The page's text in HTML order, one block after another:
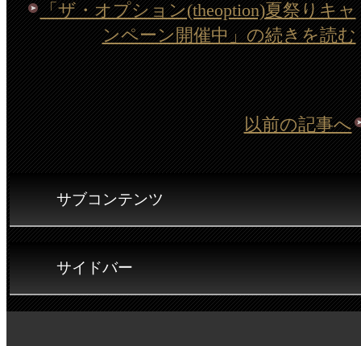
「ザ・オプション(theoption)夏祭りキャ
ンペーン開催中」の続きを読む
以前の記事へ
サブコンテンツ
サイドバー